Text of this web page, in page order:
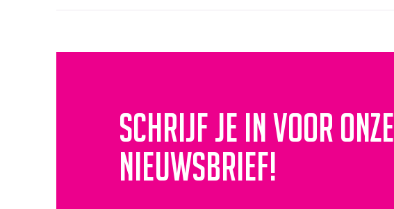
Schrijf je in voor onze
nieuwsbrief!